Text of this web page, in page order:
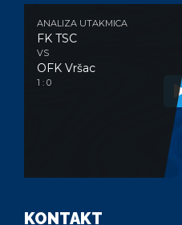
ANALIZA UTAKMICA
FK TSC
VS
OFK Vršac
1 : 0
KONTAKT